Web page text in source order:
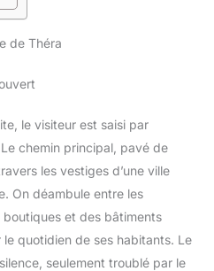
de Théra
le visiteur est saisi par
chemin principal, pavé de
les vestiges d’une ville
On déambule entre les
et des bâtiments
le quotidien de ses habitants. Le
seulement troublé par le